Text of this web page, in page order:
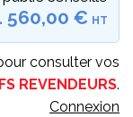
560,00 € HT
consulter vos
REVENDEURS.
Connexion